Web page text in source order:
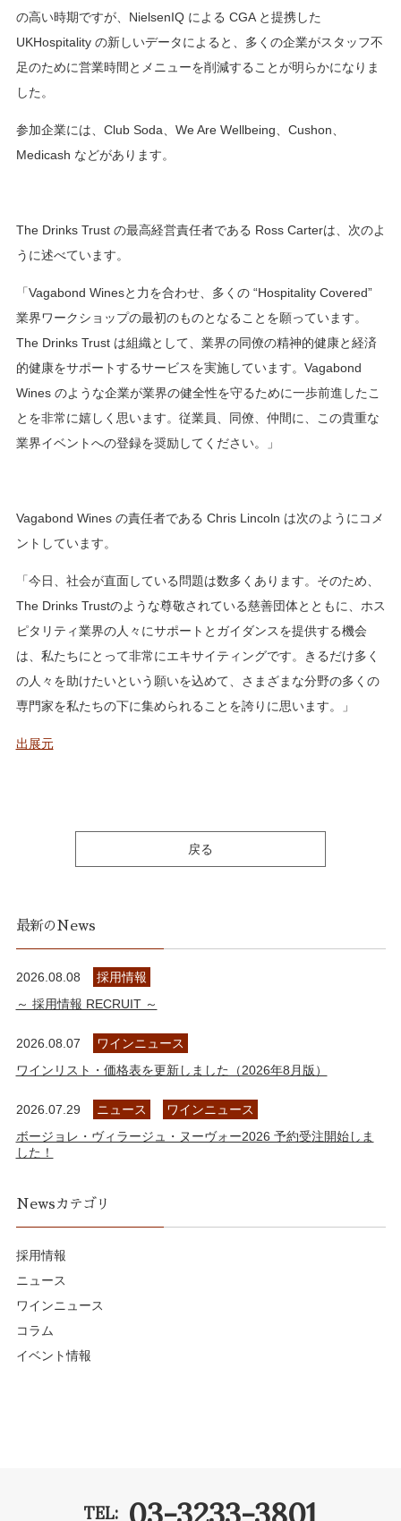
の高い時期ですが、NielsenIQ による CGA と提携した
UKHospitality の新しいデータによると、多くの企業がスタッフ不
足のために営業時間とメニューを削減することが明らかになりま
した。
参加企業には、Club Soda、We Are Wellbeing、Cushon、
Medicash などがあります。
The Drinks Trust の最高経営責任者である Ross Carterは、次のよ
うに述べています。
「Vagabond Winesと力を合わせ、多くの “Hospitality Covered”
業界ワークショップの最初のものとなることを願っています。
The Drinks Trust は組織として、業界の同僚の精神的健康と経済
的健康をサポートするサービスを実施しています。Vagabond
Wines のような企業が業界の健全性を守るために一歩前進したこ
とを非常に嬉しく思います。従業員、同僚、仲間に、この貴重な
業界イベントへの登録を奨励してください。」
Vagabond Wines の責任者である Chris Lincoln は次のようにコメ
ントしています。
「今日、社会が直面している問題は数多くあります。そのため、
The Drinks Trustのような尊敬されている慈善団体とともに、ホス
ピタリティ業界の人々にサポートとガイダンスを提供する機会
は、私たちにとって非常にエキサイティングです。きるだけ多く
の人々を助けたいという願いを込めて、さまざまな分野の多くの
専門家を私たちの下に集められることを誇りに思います。」
出展元
戻る
最新のNews
2026.08.08
採用情報
～ 採用情報 RECRUIT ～
2026.08.07
ワインニュース
ワインリスト・価格表を更新しました（2026年8月版）
2026.07.29 ニュース
ワインニュース
ボージョレ・ヴィラージュ・ヌーヴォー2026 予約受注開始しま
した！
Newsカテゴリ
採用情報
ニュース
ワインニュース
コラム
イベント情報
TEL: